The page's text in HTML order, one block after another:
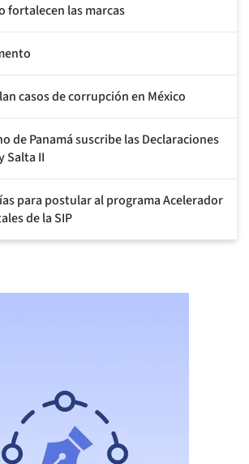
fortalecen las marcas
casos de corrupción en México
de Panamá suscribe las Declaraciones
Salta II
para postular al programa Acelerador
de la SIP